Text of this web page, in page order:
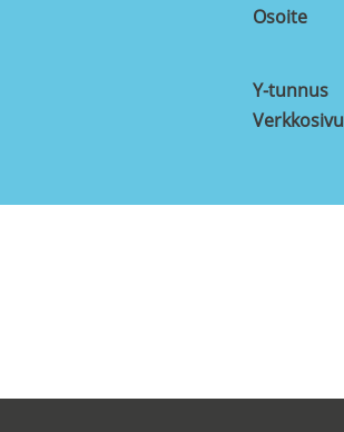
Osoite
Y-tunnus
Verkkosivu